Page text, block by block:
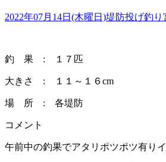
2022年07月14日(木曜日)堤防投げ釣り
釣 果 : １７匹
大きさ : １１～１６cm
場 所 : 各堤防
コメント
午前中の釣果でアタリポツポツ有り